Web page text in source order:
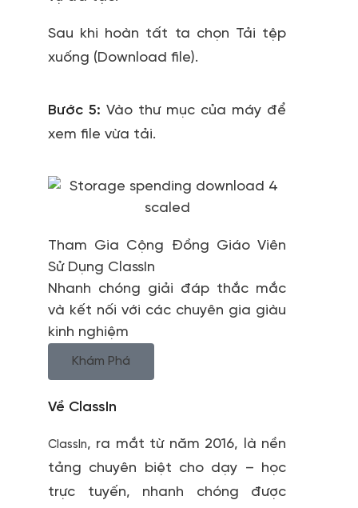
Sau khi hoàn tất ta chọn Tải tệp
xuống (Download file).
Bước 5: Vào thư mục của máy để
xem file vừa tải.
Tham Gia Cộng Đồng Giáo Viên
Sử Dụng ClassIn
Nhanh chóng giải đáp thắc mắc
và kết nối với các chuyên gia giàu
kinh nghiệm
Khám Phá
Về ClassIn
ClassIn, ra mắt từ năm 2016, là nền
tảng chuyên biệt cho dạy – học
trực tuyến, nhanh chóng được